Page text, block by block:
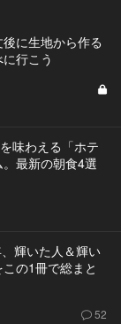
に生地から作る
行こう
味わえる「ホテ
最新の朝食4選
輝いた人＆輝い
の1冊で総まと
52